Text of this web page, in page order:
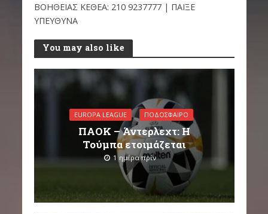
ΒΟΗΘΕΙΑΣ ΚΕΘΕΑ: 210 9237777 | ΠΑΙΞΕ
ΥΠΕΥΘΥΝΑ
You may also like
EUROPA LEAGUE ΠΟΔΌΣΦΑΙΡΟ
ΠΑΟΚ – Άντερλεχτ: Η
Τούμπα ετοιμάζεται
1 ημέρα πρίν